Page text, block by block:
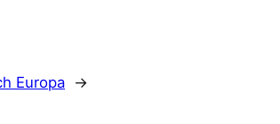
Europa →